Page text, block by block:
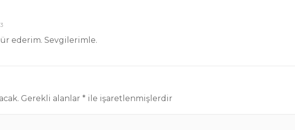
ederim. Sevgilerimle.
Gerekli alanlar * ile işaretlenmişlerdir